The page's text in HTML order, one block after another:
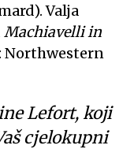
Valja
Machiavelli in
Lefort, koji
cjelokupni